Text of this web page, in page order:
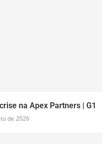
na Apex Partners | G1
de 2026